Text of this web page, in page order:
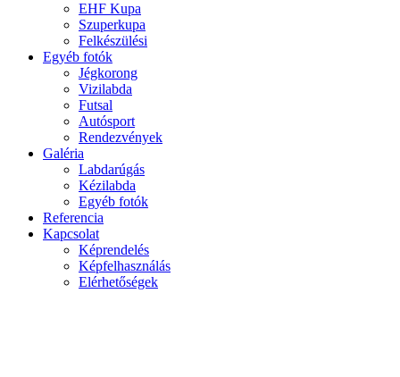
EHF Kupa
Szuperkupa
Felkészülési
Egyéb fotók
Jégkorong
Vizilabda
Futsal
Autósport
Rendezvények
Galéria
Labdarúgás
Kézilabda
Egyéb fotók
Referencia
Kapcsolat
Képrendelés
Képfelhasználás
Elérhetőségek